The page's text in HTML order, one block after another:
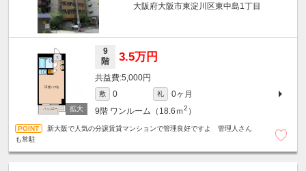
大阪府大阪市東淀川区東中島1丁目
9
階
3.5万円
5,000円
敷 0 礼
0ヶ月
9階 ワンルーム（18.6ｍ2 ）
新大阪で人気の分譲賃貸マンションで管理良好ですよ 管理人さん
も常駐